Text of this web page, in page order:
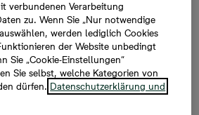
die Gartengestaltung eine
ein. Wir stellen Ihnen
aus aller Welt kurz vor.
verbundenen Verarbeitung
zu. Wenn Sie „Nur notwendige
werden lediglich Cookies
der Website unbedingt
Sie „Cookie-Einstellungen“
Sie selbst, welche Kategorien von
dürfen. Datenschutzerklärung und